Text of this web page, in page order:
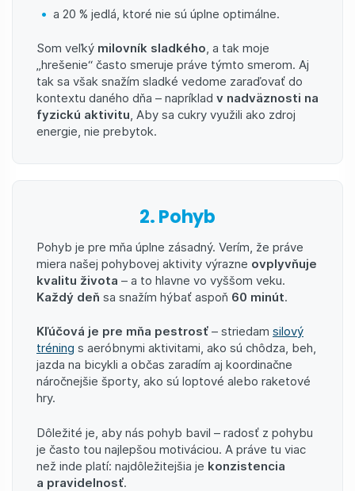
a 20 % jedlá, ktoré nie sú úplne optimálne.
Som veľký milovník sladkého, a tak moje
„hrešenie“ často smeruje práve týmto smerom. Aj
tak sa však snažím sladké vedome zaraďovať do
kontextu daného dňa – napríklad v nadväznosti na
fyzickú aktivitu, Aby sa cukry využili ako zdroj
energie, nie prebytok.
2. Pohyb
Pohyb je pre mňa úplne zásadný. Verím, že práve
miera našej pohybovej aktivity výrazne ovplyvňuje
kvalitu života – a to hlavne vo vyššom veku.
Každý deň sa snažím hýbať aspoň 60 minút.
Kľúčová je pre mňa pestrosť – striedam silový
tréning s aeróbnymi aktivitami, ako sú chôdza, beh,
jazda na bicykli a občas zaradím aj koordinačne
náročnejšie športy, ako sú loptové alebo raketové
hry.
Dôležité je, aby nás pohyb bavil – radosť z pohybu
je často tou najlepšou motiváciou. A práve tu viac
než inde platí: najdôležitejšia je konzistencia
a pravidelnosť.